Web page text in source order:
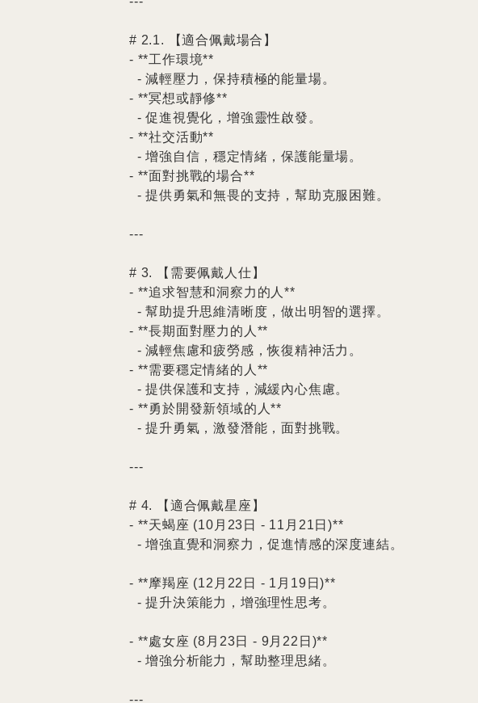
# 2.1. 【適合佩戴場合】
- **工作環境**
- **冥想或靜修**
- **社交活動**
- **面對挑戰的場合**
---
# 3. 【需要佩戴人仕】
- **追求智慧和洞察力的人**
- **長期面對壓力的人**
- **需要穩定情緒的人**
- **勇於開發新領域的人**
---
# 4. 【適合佩戴星座】
- **天蝎座 (10月23日 - 11月21日)**
- **摩羯座 (12月22日 - 1月19日)**
- **處女座 (8月23日 - 9月22日)**
---